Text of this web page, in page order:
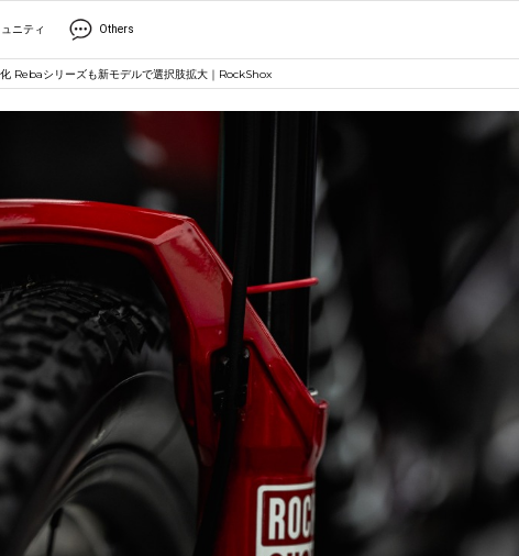
ニティ Others
Rebaシリーズも新モデルで選択肢拡大｜RockShox